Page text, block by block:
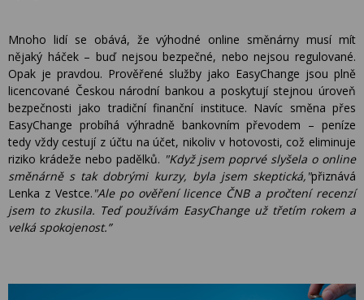
Mnoho lidí se obává, že výhodné online směnárny musí mít
nějaký háček – buď nejsou bezpečné, nebo nejsou regulované.
Opak je pravdou. Prověřené služby jako EasyChange jsou plně
licencované Českou národní bankou a poskytují stejnou úroveň
bezpečnosti jako tradiční finanční instituce. Navíc směna přes
EasyChange probíhá výhradně bankovním převodem – peníze
tedy vždy cestují z účtu na účet, nikoliv v hotovosti, což eliminuje
riziko krádeže nebo padělků. "Když jsem poprvé slyšela o online
směnárně s tak dobrými kurzy, byla jsem skeptická,"přiznává
Lenka z Vestce. "Ale po ověření licence ČNB a pročtení recenzí
jsem to zkusila. Teď používám EasyChange už třetím rokem a
velká spokojenost.”